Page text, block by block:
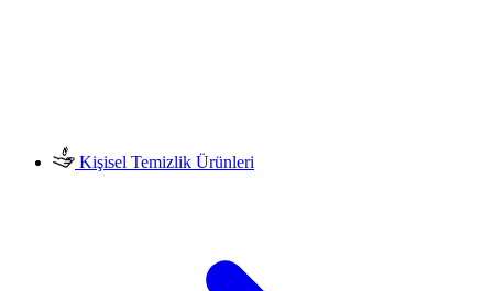
Kişisel Temizlik Ürünleri